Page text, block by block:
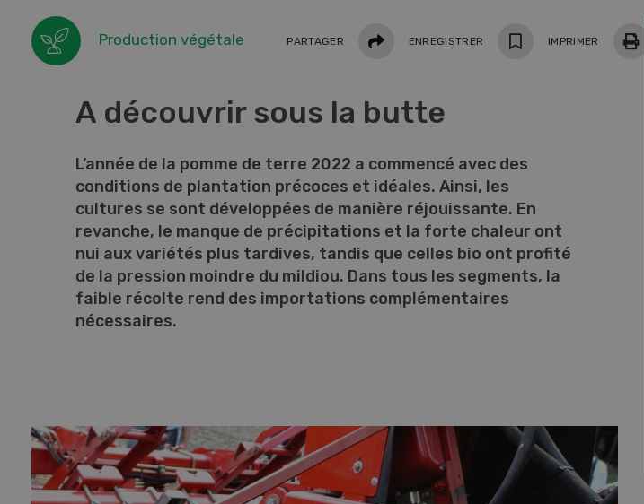
Production végétale PARTAGER PartagerENREGISTRER IMPRIMER
A découvrir sous la butte
L’année de la pomme de terre 2022 a commencé avec des
conditions de plantation précoces et idéales. Ainsi, les
cultures se sont développées de manière réjouissante. En
revanche, le manque de précipitations et la forte chaleur ont
nui aux variétés plus tardives, tandis que celles bio ont profité
de la pression moindre du mildiou. Dans tous les segments, la
faible récolte rend des importations complémentaires
nécessaires.